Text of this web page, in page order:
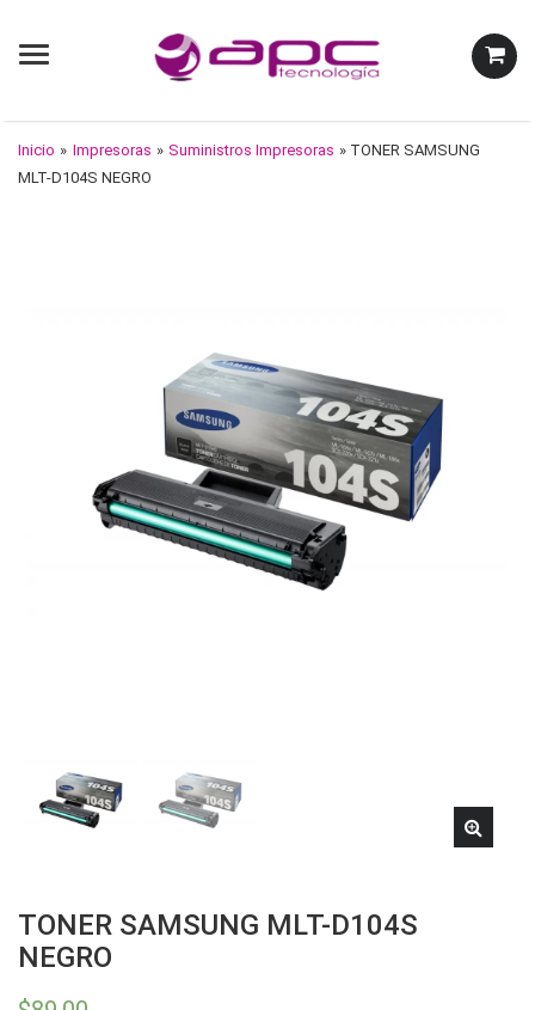
Menu
Inicio » Impresoras » Suministros Impresoras » TONER SAMSUNG
MLT-D104S NEGRO
TONER SAMSUNG MLT-D104S
NEGRO